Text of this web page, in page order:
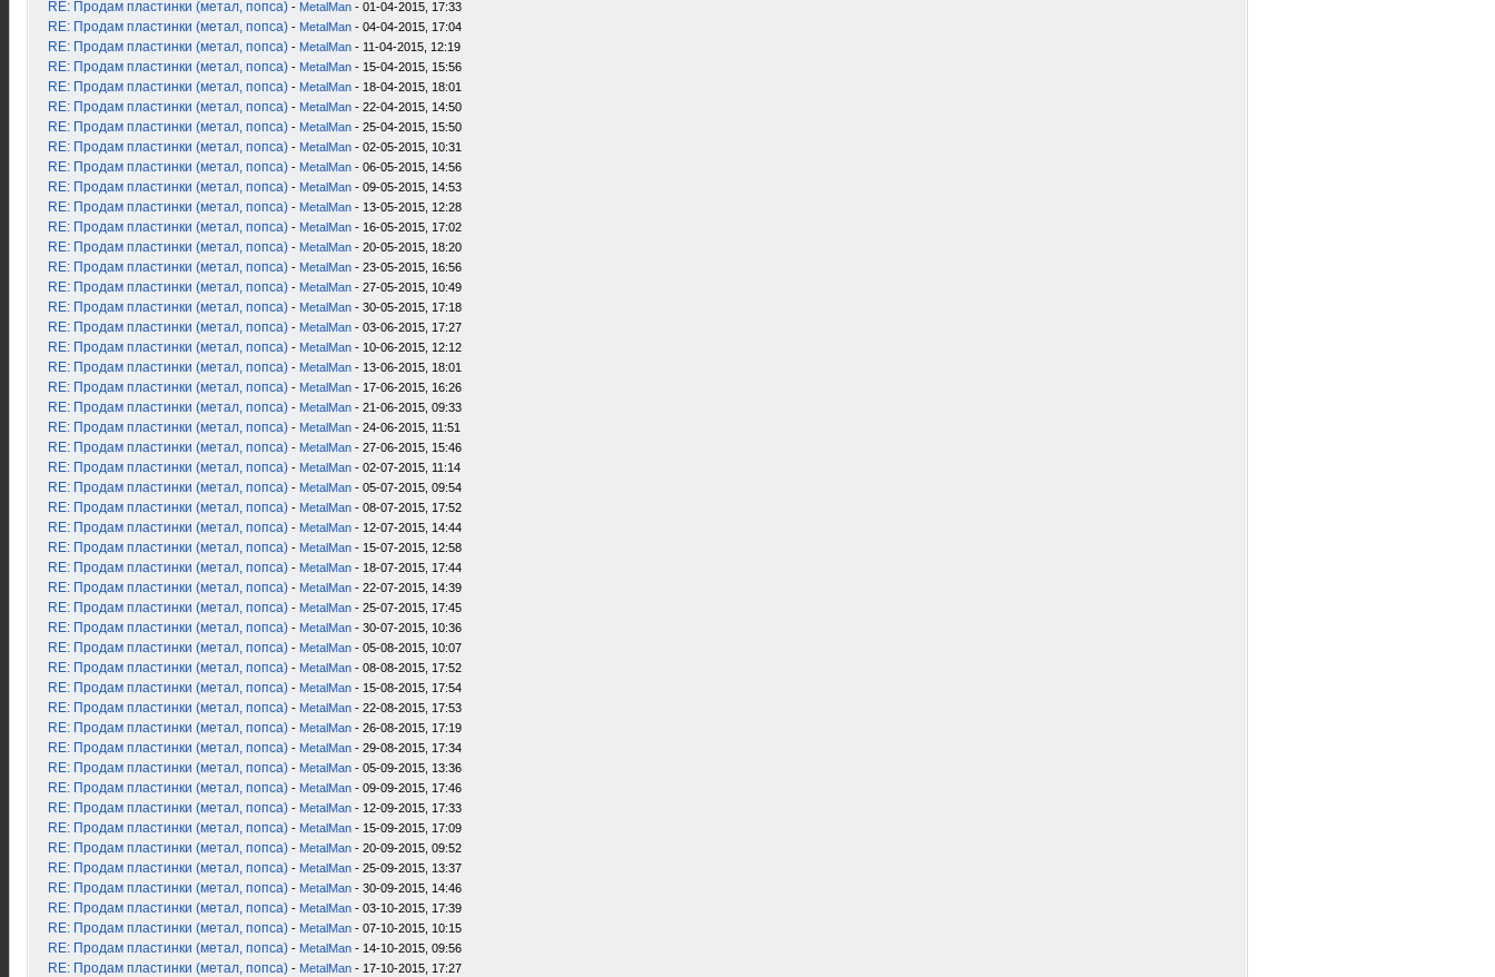
RE: Продам пластинки (метал, попса) - MetalMan - 01-04-2015, 17:33
RE: Продам пластинки (метал, попса) - MetalMan - 04-04-2015, 17:04
RE: Продам пластинки (метал, попса) - MetalMan - 11-04-2015, 12:19
RE: Продам пластинки (метал, попса) - MetalMan - 15-04-2015, 15:56
RE: Продам пластинки (метал, попса) - MetalMan - 18-04-2015, 18:01
RE: Продам пластинки (метал, попса) - MetalMan - 22-04-2015, 14:50
RE: Продам пластинки (метал, попса) - MetalMan - 25-04-2015, 15:50
RE: Продам пластинки (метал, попса) - MetalMan - 02-05-2015, 10:31
RE: Продам пластинки (метал, попса) - MetalMan - 06-05-2015, 14:56
RE: Продам пластинки (метал, попса) - MetalMan - 09-05-2015, 14:53
RE: Продам пластинки (метал, попса) - MetalMan - 13-05-2015, 12:28
RE: Продам пластинки (метал, попса) - MetalMan - 16-05-2015, 17:02
RE: Продам пластинки (метал, попса) - MetalMan - 20-05-2015, 18:20
RE: Продам пластинки (метал, попса) - MetalMan - 23-05-2015, 16:56
RE: Продам пластинки (метал, попса) - MetalMan - 27-05-2015, 10:49
RE: Продам пластинки (метал, попса) - MetalMan - 30-05-2015, 17:18
RE: Продам пластинки (метал, попса) - MetalMan - 03-06-2015, 17:27
RE: Продам пластинки (метал, попса) - MetalMan - 10-06-2015, 12:12
RE: Продам пластинки (метал, попса) - MetalMan - 13-06-2015, 18:01
RE: Продам пластинки (метал, попса) - MetalMan - 17-06-2015, 16:26
RE: Продам пластинки (метал, попса) - MetalMan - 21-06-2015, 09:33
RE: Продам пластинки (метал, попса) - MetalMan - 24-06-2015, 11:51
RE: Продам пластинки (метал, попса) - MetalMan - 27-06-2015, 15:46
RE: Продам пластинки (метал, попса) - MetalMan - 02-07-2015, 11:14
RE: Продам пластинки (метал, попса) - MetalMan - 05-07-2015, 09:54
RE: Продам пластинки (метал, попса) - MetalMan - 08-07-2015, 17:52
RE: Продам пластинки (метал, попса) - MetalMan - 12-07-2015, 14:44
RE: Продам пластинки (метал, попса) - MetalMan - 15-07-2015, 12:58
RE: Продам пластинки (метал, попса) - MetalMan - 18-07-2015, 17:44
RE: Продам пластинки (метал, попса) - MetalMan - 22-07-2015, 14:39
RE: Продам пластинки (метал, попса) - MetalMan - 25-07-2015, 17:45
RE: Продам пластинки (метал, попса) - MetalMan - 30-07-2015, 10:36
RE: Продам пластинки (метал, попса) - MetalMan - 05-08-2015, 10:07
RE: Продам пластинки (метал, попса) - MetalMan - 08-08-2015, 17:52
RE: Продам пластинки (метал, попса) - MetalMan - 15-08-2015, 17:54
RE: Продам пластинки (метал, попса) - MetalMan - 22-08-2015, 17:53
RE: Продам пластинки (метал, попса) - MetalMan - 26-08-2015, 17:19
RE: Продам пластинки (метал, попса) - MetalMan - 29-08-2015, 17:34
RE: Продам пластинки (метал, попса) - MetalMan - 05-09-2015, 13:36
RE: Продам пластинки (метал, попса) - MetalMan - 09-09-2015, 17:46
RE: Продам пластинки (метал, попса) - MetalMan - 12-09-2015, 17:33
RE: Продам пластинки (метал, попса) - MetalMan - 15-09-2015, 17:09
RE: Продам пластинки (метал, попса) - MetalMan - 20-09-2015, 09:52
RE: Продам пластинки (метал, попса) - MetalMan - 25-09-2015, 13:37
RE: Продам пластинки (метал, попса) - MetalMan - 30-09-2015, 14:46
RE: Продам пластинки (метал, попса) - MetalMan - 03-10-2015, 17:39
RE: Продам пластинки (метал, попса) - MetalMan - 07-10-2015, 10:15
RE: Продам пластинки (метал, попса) - MetalMan - 14-10-2015, 09:56
RE: Продам пластинки (метал, попса) - MetalMan - 17-10-2015, 17:27